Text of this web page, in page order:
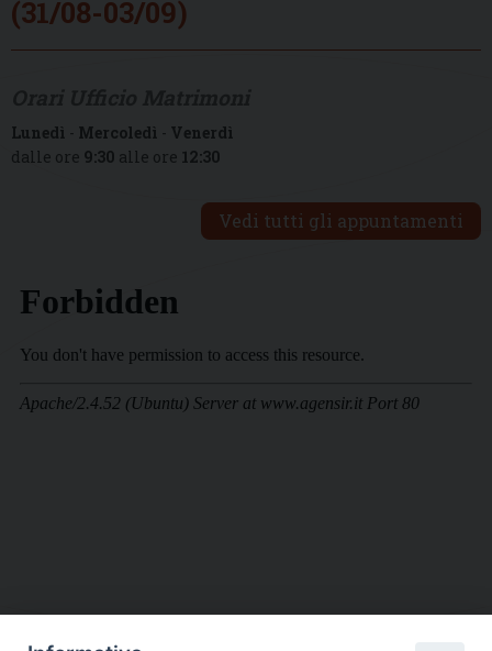
(31/08-03/09)
Lunedì - Mercoledì - Venerdì
dalle ore 9:30 alle ore 12:30
Vedi tutti gli appuntamenti